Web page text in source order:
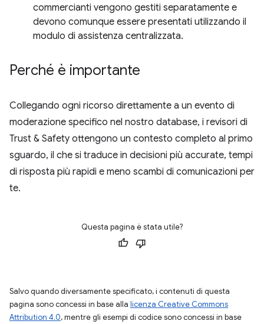
commercianti vengono gestiti separatamente e
devono comunque essere presentati utilizzando il
modulo di assistenza centralizzata.
Perché è importante
Collegando ogni ricorso direttamente a un evento di
moderazione specifico nel nostro database, i revisori di
Trust & Safety ottengono un contesto completo al primo
sguardo, il che si traduce in decisioni più accurate, tempi
di risposta più rapidi e meno scambi di comunicazioni per
te.
Questa pagina è stata utile?
Salvo quando diversamente specificato, i contenuti di questa
pagina sono concessi in base alla licenza Creative Commons
Attribution 4.0, mentre gli esempi di codice sono concessi in base